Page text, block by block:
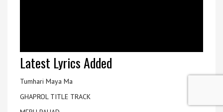
Latest Lyrics Added
Tumhari Maya Ma
GHAPROL TITLE TRACK